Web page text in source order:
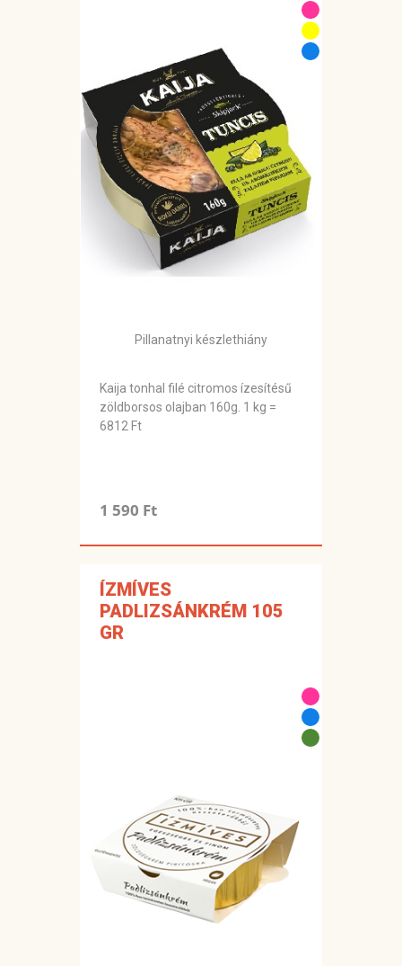
Pillanatnyi készlethiány
Kaija tonhal filé citromos ízesítésű
zöldborsos olajban 160g. 1 kg =
6812 Ft
1 590 Ft
ÍZMÍVES
PADLIZSÁNKRÉM 105
GR